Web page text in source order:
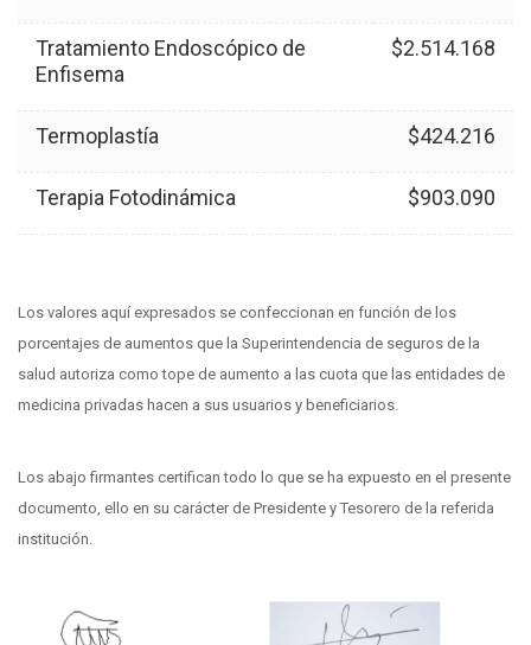
Tratamiento Endoscópico de
Enfisema
$2.514.168
Termoplastía $424.216
Terapia Fotodinámica $903.090
Los valores aquí expresados se confeccionan en función de los
porcentajes de aumentos que la Superintendencia de seguros de la
salud autoriza como tope de aumento a las cuota que las entidades de
medicina privadas hacen a sus usuarios y beneficiarios.
Los abajo firmantes certifican todo lo que se ha expuesto en el presente
documento, ello en su carácter de Presidente y Tesorero de la referida
institución.